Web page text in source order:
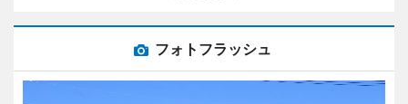
フォトフラッシュ